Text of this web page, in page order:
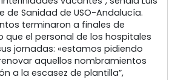
de Sanidad de USO-Andalucía.
terminaron a finales de
que el personal de los hospitales
jornadas: «estamos pidiendo
aquellos nombramientos
a la escasez de plantilla”,